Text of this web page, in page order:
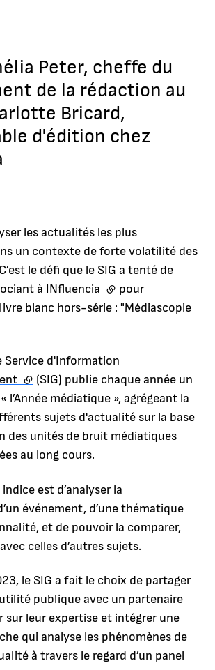
Peter, cheffe du
de la rédaction au
Bricard,
d'édition chez
les actualités les plus
un contexte de forte volatilité des
le défi que le SIG a tenté de
à INfluencia (lien externe)
pour
blanc hors-série : "Médiascopie
Service d'Information
(lien externe)
(SIG) publie chaque année un
médiatique », agrégeant la
sujets d'actualité sur la base
des unités de bruit médiatiques
au long cours.
est d’analyser la
événement, d’une thématique
et de pouvoir la comparer,
celles d’autres sujets.
le SIG a fait le choix de partager
publique avec un partenaire
sur leur expertise et intégrer une
qui analyse les phénomènes de
à travers le regard d’un panel